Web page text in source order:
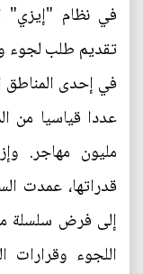
في نظام "إيزي"
تقديم طلب لجوء
مليون مهاجر.
إلى فرض سلسلة
اللجوء وقرارات